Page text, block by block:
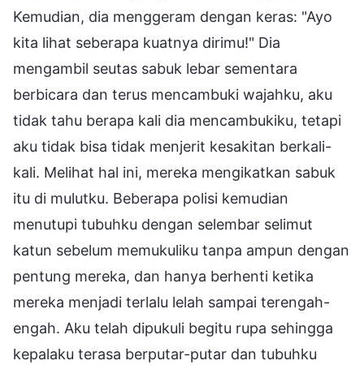
Kemudian, dia menggeram dengan keras: "Ayo
kita lihat seberapa kuatnya dirimu!" Dia
mengambil seutas sabuk lebar sementara
berbicara dan terus mencambuki wajahku, aku
tidak tahu berapa kali dia mencambukiku, tetapi
aku tidak bisa tidak menjerit kesakitan berkali-
kali. Melihat hal ini, mereka mengikatkan sabuk
itu di mulutku. Beberapa polisi kemudian
menutupi tubuhku dengan selembar selimut
katun sebelum memukuliku tanpa ampun dengan
pentung mereka, dan hanya berhenti ketika
mereka menjadi terlalu lelah sampai terengah-
engah. Aku telah dipukuli begitu rupa sehingga
kepalaku terasa berputar-putar dan tubuhku